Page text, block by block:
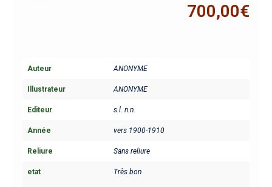
700,00€
Auteur ANONYME
Illustrateur ANONYME
Editeur s.l. n.n.
Année vers 1900-1910
Reliure Sans reliure
etat Très bon